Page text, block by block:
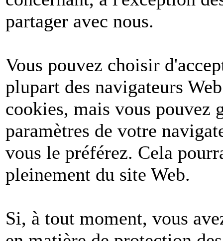
partager avec nous.
Vous pouvez choisir
plupart des navigateurs
cookies, mais vous pouvez
paramètres de votre
vous le préférez. Cela
pleinement du site Web.
Si, à tout moment, vous